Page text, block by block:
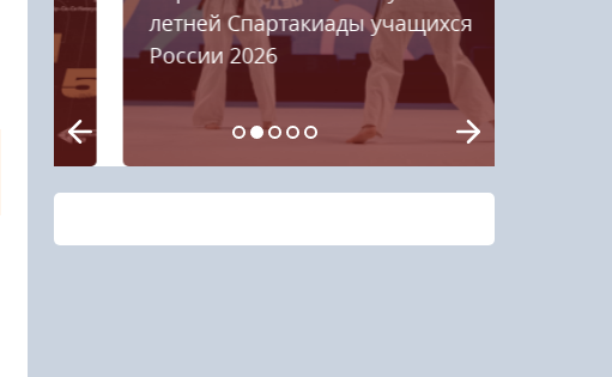
летней Спартакиады учащихся
России 2026